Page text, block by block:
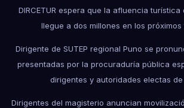
DIRCETUR espera que la afluencia turística
llegue a dos millones en los próximos
Dirigente de SUTEP regional Puno se
presentadas por la procuraduría pública
dirigentes y autoridades electas
Dirigentes del magisterio anuncian